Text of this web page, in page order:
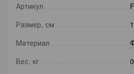
Артикул
Размер, см
Материал
Вес, кг